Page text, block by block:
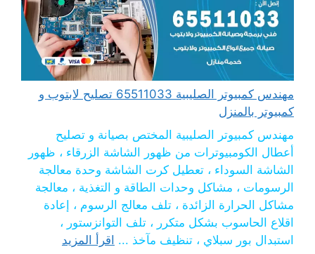
مهندس كمبيوتر الصليبية 65511033 تصليح لابتوب و
كمبيوتر بالمنزل
مهندس كمبيوتر الصليبية المختص بصيانة و تصليح
أعطال الكومبيوترات من ظهور الشاشة الزرقاء ، ظهور
الشاشة السوداء ، تعطيل كرت الشاشة وحدة معالجة
الرسومات ، مشاكل وحدات الطاقة و التغذية ، معالجة
مشاكل الحرارة الزائدة ، تلف معالج الرسوم ، إعادة
اقلاع الحاسوب بشكل متكرر ، تلف التوانزستور ،
استبدال بور سبلاي ، تنظيف مآخذ ... اقرأ المزيد